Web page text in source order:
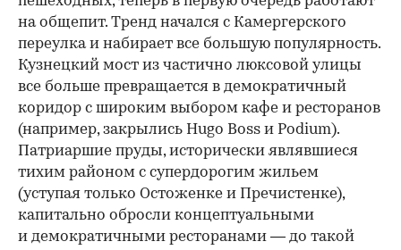
на общепит. Тренд начался с Камергерского
переулка и набирает все большую популярность.
Кузнецкий мост из частично люксовой улицы
все больше превращается в демократичный
коридор с широким выбором кафе и ресторанов
(например, закрылись Hugo Boss и Podium).
Патриаршие пруды, исторически являвшиеся
тихим районом с супердорогим жильем
(уступая только Остоженке и Пречистенке),
капитально обросли концептуальными
и демократичными ресторанами — до такой